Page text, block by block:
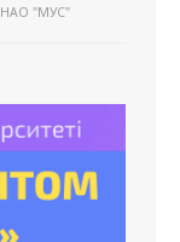
НАО "МУС"